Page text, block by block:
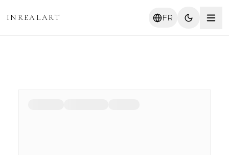
INREALART FR